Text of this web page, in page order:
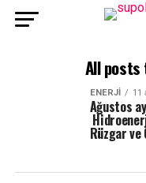
All
ENERJI 11
Ağustos
Rüzgar ve